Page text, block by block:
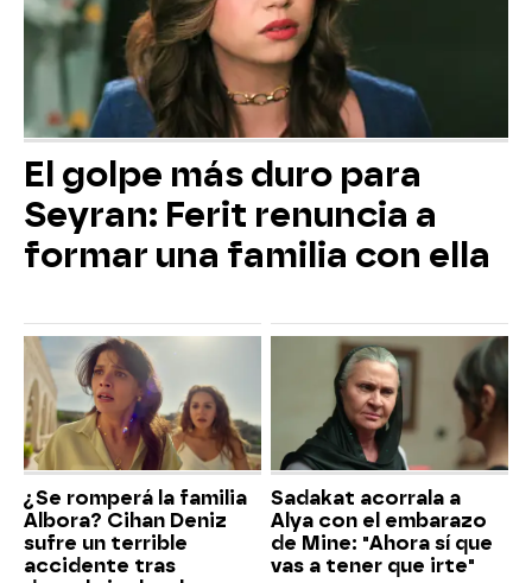
El golpe más duro para
Seyran: Ferit renuncia a
formar una familia con ella
¿Se romperá la familia
Albora? Cihan Deniz
sufre un terrible
accidente tras
Sadakat acorrala a
Alya con el embarazo
de Mine: "Ahora sí que
vas a tener que irte"